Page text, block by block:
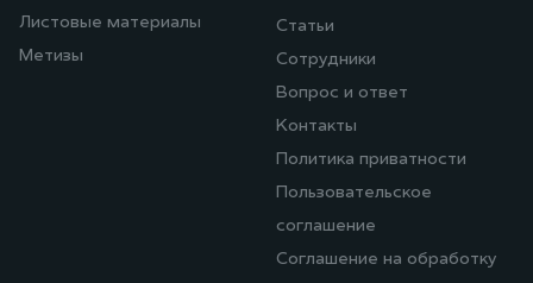
Листовые материалы
Метизы
Статьи
Сотрудники
Вопрос и ответ
Контакты
Политика приватности
Пользовательское
соглашение
Соглашение на обработку